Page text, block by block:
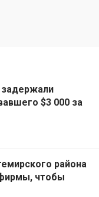
$3 000 за
района
чтобы